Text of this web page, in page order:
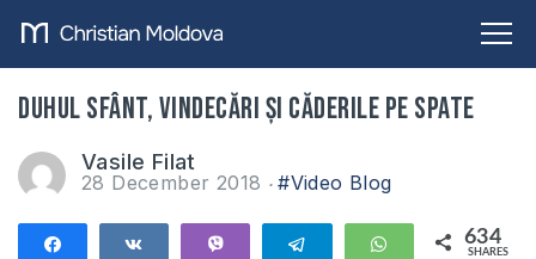
Duhul Sfânt, vindecări și căderile pe spate
Vasile Filat
28 December 2018 #Video Blog
Telegram WhatsApp
634
SHARES